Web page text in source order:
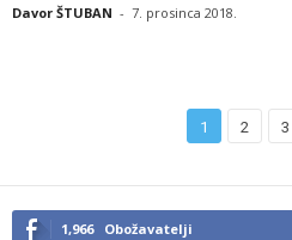
Davor ŠTUBAN - 7. prosinca 2018.
1 2 3
1,966 Obožavatelji